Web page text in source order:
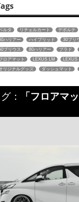
ルタ リチェルカート デポルテ
ハリアー
ハイブリッド 30プリ
プリウス
80ハリアー プラド
ロアマット
LEXUS LM LEXUS
リジナルグッズ
ダッシュマット
： 「フロアマ